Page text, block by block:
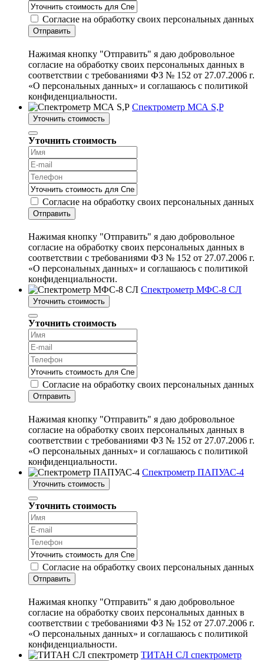
Согласие на обработку своих персональных данных
Отправить
Нажимая кнопку "Отправить" я даю добровольное
согласие на обработку своих персональных данных в
соответствии с требованиями ФЗ № 152 от 27.07.2006 г.
«О персональных данных» и соглашаюсь с политикой
конфиденциальности.
Спектрометр МСА S,P
Уточнить стоимость
Уточнить стоимость
Согласие на обработку своих персональных данных
Отправить
Нажимая кнопку "Отправить" я даю добровольное
согласие на обработку своих персональных данных в
соответствии с требованиями ФЗ № 152 от 27.07.2006 г.
«О персональных данных» и соглашаюсь с политикой
конфиденциальности.
Спектрометр МФС-8 СЛ
Уточнить стоимость
Уточнить стоимость
Согласие на обработку своих персональных данных
Отправить
Нажимая кнопку "Отправить" я даю добровольное
согласие на обработку своих персональных данных в
соответствии с требованиями ФЗ № 152 от 27.07.2006 г.
«О персональных данных» и соглашаюсь с политикой
конфиденциальности.
Спектрометр ПАПУАС-4
Уточнить стоимость
Уточнить стоимость
Согласие на обработку своих персональных данных
Отправить
Нажимая кнопку "Отправить" я даю добровольное
согласие на обработку своих персональных данных в
соответствии с требованиями ФЗ № 152 от 27.07.2006 г.
«О персональных данных» и соглашаюсь с политикой
конфиденциальности.
ТИТАН СЛ спектрометр